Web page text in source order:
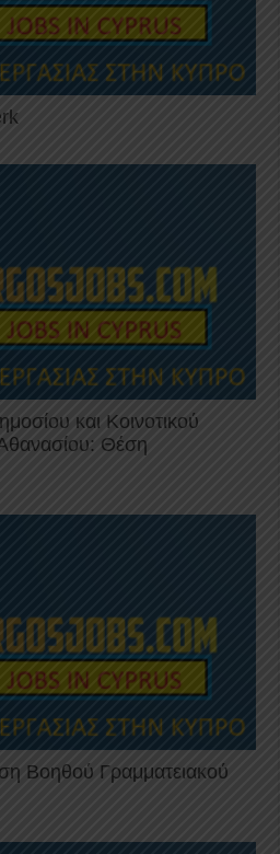
και Κοινοτικού
Θέση
Βοηθού Γραμματειακού